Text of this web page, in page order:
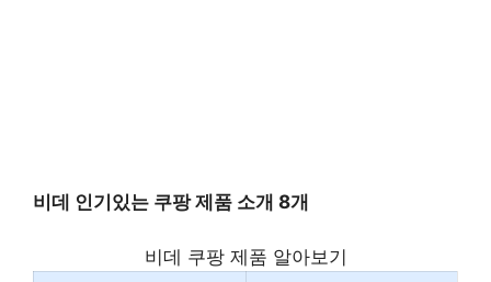
비데 인기있는 쿠팡 제품 소개 8개
비데 쿠팡 제품 알아보기